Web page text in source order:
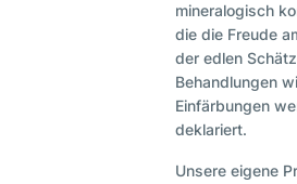
mineralogisch
die die Freude
der edlen
Behandlungen
Einfärbungen
deklariert.
Unsere eigene